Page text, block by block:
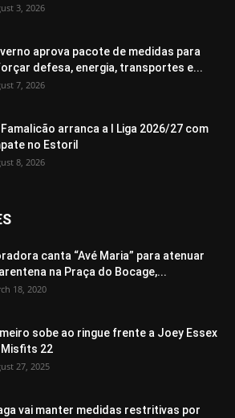
3, 2026
aprova pacote de medidas para
defesa, energia, transportes e...
7, 2026
Famalicão arranca a I Liga 2026/27 com
no Estoril
8, 2026
canta “Avé Maria” para atenuar
na Praça do Bocage,...
18, 2020
sobe ao ringue frente a Joey Essex
Misfits 22
27, 2025
vai manter medidas restritivas por